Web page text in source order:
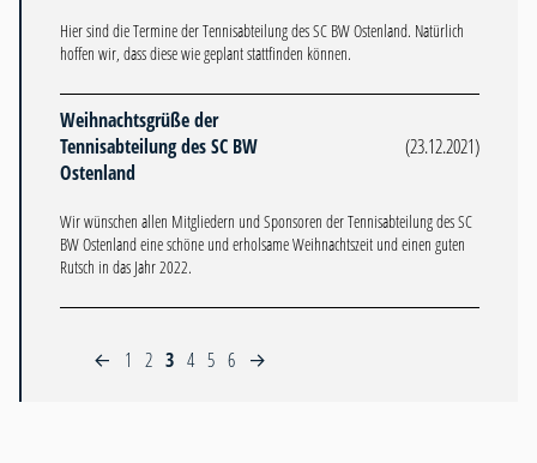
Hier sind die Termine der Tennisabteilung des SC BW Ostenland. Natürlich
hoffen wir, dass diese wie geplant stattfinden können.
Weihnachtsgrüße der
Tennisabteilung des SC BW
Ostenland
(23.12.2021)
Wir wünschen allen Mitgliedern und Sponsoren der Tennisabteilung des SC
BW Ostenland eine schöne und erholsame Weihnachtszeit und einen guten
Rutsch in das Jahr 2022.
← 1 2 3 4 5 6 →